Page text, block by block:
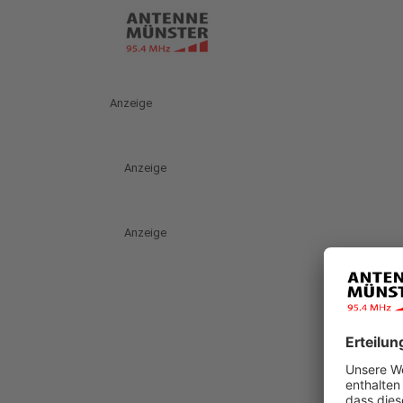
Anzeige
Anzeige
Anzeige